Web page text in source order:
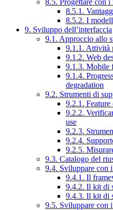
8.5. Progettare con
8.5.1.
8.5.2. I
9. Sviluppo dell’interfaccia
9.1. Approccio allo
9.1.1. Attività
9.1.2. Web
9.1.3. Mobile
9.1.4.
degradation
9.2. Strumenti di
9.2.1. Feature
9.2.2.
use
9.2.3.
9.2.4.
9.2.5.
9.3. Catalogo del
9.4. Sviluppare con
9.4.1. Il
9.4.2. Il kit di
9.4.3. Il kit di
9.5. Sviluppare con